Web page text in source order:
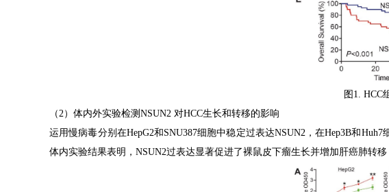
图 1. HCC
（2）体内外实验检测 NSUN2 对HCC生长和转移的影响
运用慢病毒分别在HepG2和 SNU387细胞中稳定过表达NSUN2，在Hep3B和 Huh7
体内实验结果表明， NSUN2过表达显著促进了裸鼠皮下瘤生长并增加肝癌肺转移